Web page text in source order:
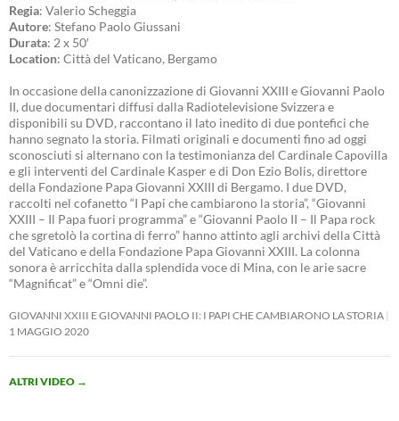
Regia: Valerio Scheggia
Autore: Stefano Paolo Giussani
Durata: 2 x 50′
Location: Città del Vaticano, Bergamo
In occasione della canonizzazione di Giovanni XXIII e Giovanni Paolo
II, due documentari diffusi dalla Radiotelevisione Svizzera e
disponibili su DVD, raccontano il lato inedito di due pontefici che
hanno segnato la storia. Filmati originali e documenti fino ad oggi
sconosciuti si alternano con la testimonianza del Cardinale Capovilla
e gli interventi del Cardinale Kasper e di Don Ezio Bolis, direttore
della Fondazione Papa Giovanni XXIII di Bergamo. I due DVD,
raccolti nel cofanetto “I Papi che cambiarono la storia”, “Giovanni
XXIII – Il Papa fuori programma” e “Giovanni Paolo II – Il Papa rock
che sgretolò la cortina di ferro” hanno attinto agli archivi della Città
del Vaticano e della Fondazione Papa Giovanni XXIII. La colonna
sonora è arricchita dalla splendida voce di Mina, con le arie sacre
“Magnificat” e “Omni die”.
GIOVANNI XXIII E GIOVANNI PAOLO II: I PAPI CHE CAMBIARONO LA STORIA
1 MAGGIO 2020
ALTRI VIDEO →